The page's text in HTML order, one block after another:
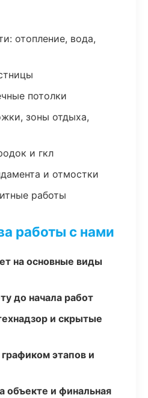
отопление, вода,
потолки
зоны отдыха,
и гкл
и отмостки
работы
работы с нами
на основные виды
до начала работ
и скрытые
этапов и
объекте и финальная